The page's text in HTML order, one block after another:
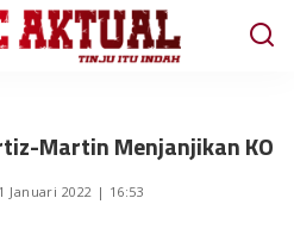
Martin Menjanjikan KO
1 Januari 2022 | 16:53